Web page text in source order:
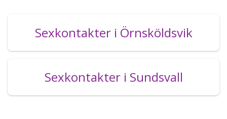
Sexkontakter i Örnsköldsvik
Sexkontakter i Sundsvall